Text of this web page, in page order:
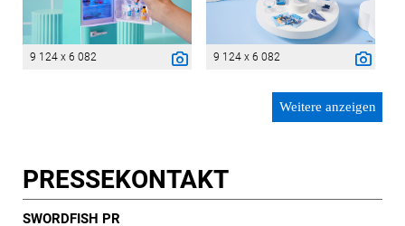
9 124 x 6 082 9 124 x 6 082
Weitere anzeigen
PRESSE­KONTAKT
SWORDFISH PR